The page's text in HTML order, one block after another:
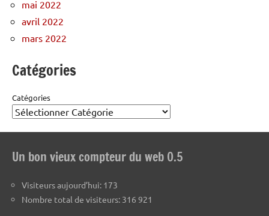
mai 2022
avril 2022
mars 2022
Catégories
Catégories
Un bon vieux compteur du web 0.5
Visiteurs aujourd’hui: 173
Nombre total de visiteurs: 316 921